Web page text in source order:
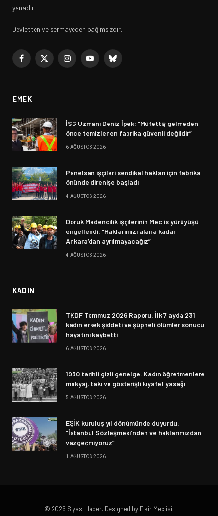
yanadır.
Devletten ve sermayeden bağımsızdır.
Facebook
X
InstagramYouTubeBluesky
EMEK
İSG Uzmanı Deniz İpek: “Müfettiş gelmeden
önce temizlenen fabrika güvenli değildir”
6 AĞUSTOS 2026
Panelsan işçileri sendikal hakları için fabrika
önünde direnişe başladı
4 AĞUSTOS 2026
Doruk Madencilik işçilerinin Meclis yürüyüşü
engellendi: “Haklarımızı alana kadar
Ankara’dan ayrılmayacağız”
4 AĞUSTOS 2026
KADIN
TKDF Temmuz 2026 Raporu: İlk 7 ayda 231
kadın erkek şiddeti ve şüpheli ölümler sonucu
hayatını kaybetti
6 AĞUSTOS 2026
1930 tarihli gizli genelge: Kadın öğretmenlere
makyaj, takı ve gösterişli kıyafet yasağı
5 AĞUSTOS 2026
EŞİK kuruluş yıl dönümünde duyurdu:
“İstanbul Sözleşmesi’nden ve haklarımızdan
vazgeçmiyoruz”
1 AĞUSTOS 2026
© 2026 Siyasi Haber. Designed by Fikir Meclisi.